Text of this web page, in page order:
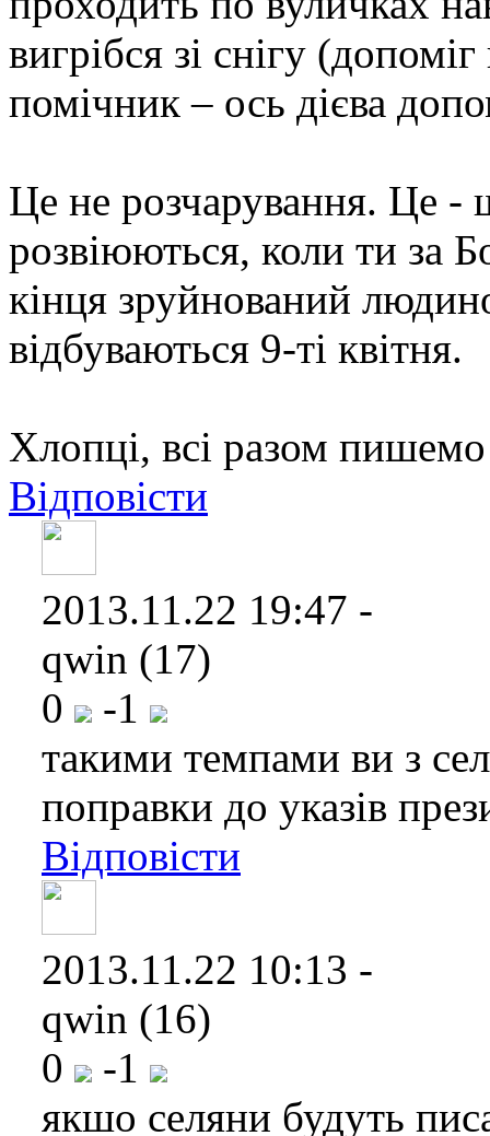
вигрібся зі снігу
помічник – ось дієва
Це не розчарування. Це -
розвіюються, коли ти за
кінця зруйнований
відбуваються 9-ті квітня.
Хлопці, всі разом
Відповісти
2013.11.22 19:47 -
qwin (17)
0
-1
такими темпами ви з
поправки до указів
Відповісти
2013.11.22 10:13 -
qwin (16)
0
-1
якшо селяни будуть